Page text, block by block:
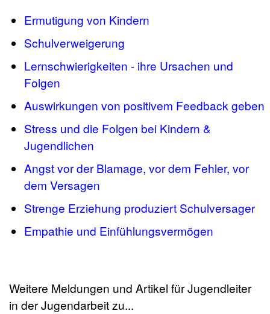
Ermutigung von Kindern
Schulverweigerung
Lernschwierigkeiten - ihre Ursachen und
Folgen
Auswirkungen von positivem Feedback geben
Stress und die Folgen bei Kindern &
Jugendlichen
Angst vor der Blamage, vor dem Fehler, vor
dem Versagen
Strenge Erziehung produziert Schulversager
Empathie und Einfühlungsvermögen
Weitere Meldungen und Artikel für Jugendleiter
in der Jugendarbeit zu...